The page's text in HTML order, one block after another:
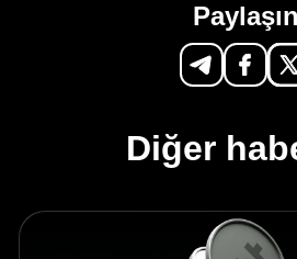
Paylaşın
Diğer